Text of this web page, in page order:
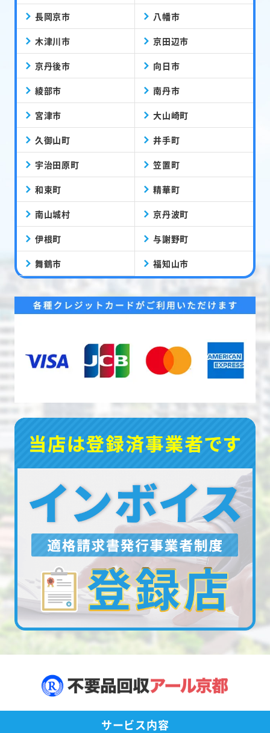
長岡京市 八幡市
木津川市 京田辺市
京丹後市 向日市
綾部市 南丹市
宮津市 大山崎町
久御山町 井手町
宇治田原町 笠置町
和束町 精華町
南山城村 京丹波町
伊根町 与謝野町
舞鶴市 福知山市
サービス内容